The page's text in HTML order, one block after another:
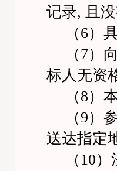
记录, 且
（6）
（7）
标人无资
（8）
（9）
送达指定
（ 10）